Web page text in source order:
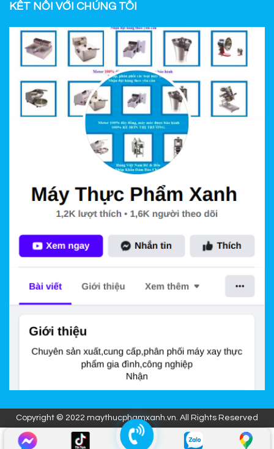
KẾT NỐI VỚI CHÚNG TÔI
Copyright © 2022 maythucphamxanh.vn. All Rights Reserved